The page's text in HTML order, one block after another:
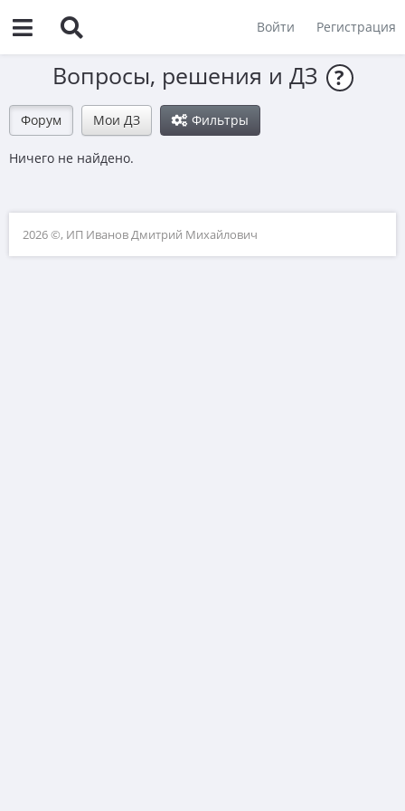
Войти Регистрация
Вопросы, решения и ДЗ ?
Форум Мои ДЗ Фильтры
Ничего не найдено.
2026 ©, ИП Иванов Дмитрий Михайлович